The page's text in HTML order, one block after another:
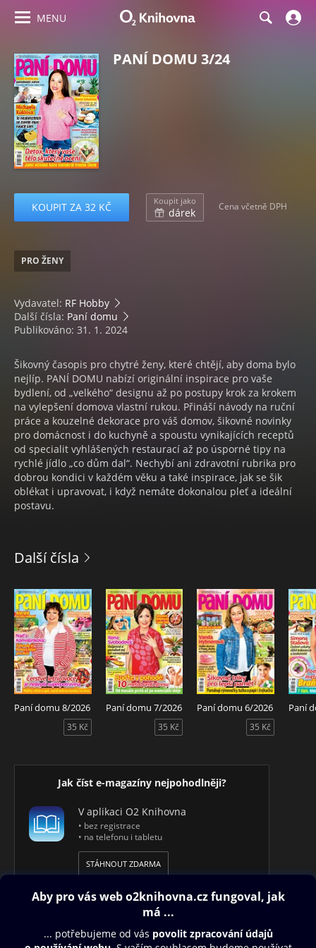
MENU
PANÍ DOMU 3/24
KOUPIT ZA 32 KČ Koupit jako
dárek Cena včetně DPH
PRO ŽENY
Vydavatel: RF Hobby
Další čísla: Paní domu
Publikováno: 31. 1. 2024
Šikovný časopis pro chytré ženy, které chtějí, aby doma bylo
nejlíp. PANÍ DOMU nabízí originální inspirace pro vaše
bydlení, od „velkého“ designu až po postupy krok za krokem
na vylepšení domova vlastní rukou. Přináší návody na ruční
práce a kouzelné dekorace pro váš domov, šikovné novinky
pro domácnost i do kuchyně a spoustu vynikajících receptů
od specialit vyhlášených restaurací až po úsporné tipy na
rychlé jídlo „co dům dal“. Nechybí ani zdravotní rubrika pro
dobrou kondici v každém věku a také inspirace, jak se šik
oblékat i upravovat, i když nemáte dokonalou pleť a ideální
postavu.
Další čísla
Paní domu 8/2026
35 Kč
Paní domu 7/2026
35 Kč
Paní domu 6/2026
35 Kč
Paní
Jak číst e-magazíny nejpohodlněji?
V aplikaci O2 Knihovna
• bez registrace
• na telefonu i tabletu
STÁHNOUT ZDARMA